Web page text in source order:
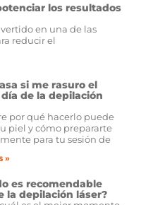
los resultados
en una de las
reducir el
si me rasuro el
de la depilación
por qué hacerlo puede
piel y cómo prepararte
para tu sesión de
»
es recomendable
la depilación láser?